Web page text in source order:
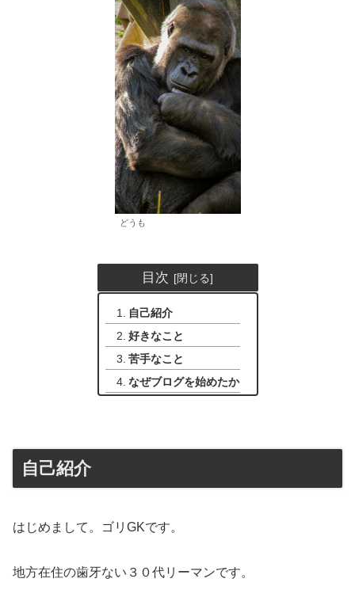
どうも
目次
自己紹介
好きなこと
苦手なこと
なぜブログを始めたか
自己紹介
はじめまして。ゴリGKです。
地方在住の歯牙ない３０代リーマンです。